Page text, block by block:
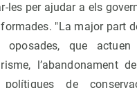
les per ajudar a els
"La major part
oposades, que
l’abandonament
polítiques de